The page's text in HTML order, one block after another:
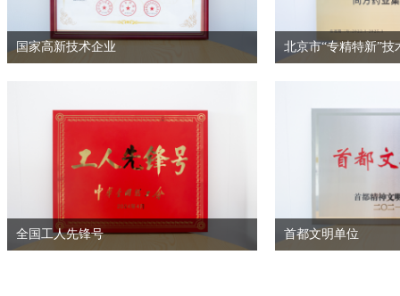
国家高新技术企业 北京市“专精特新”技
全国工人先锋号 首都文明单位